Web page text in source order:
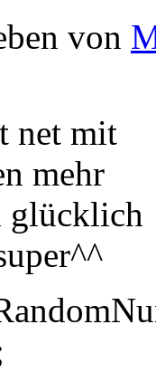
von
net mit
mehr
glücklich